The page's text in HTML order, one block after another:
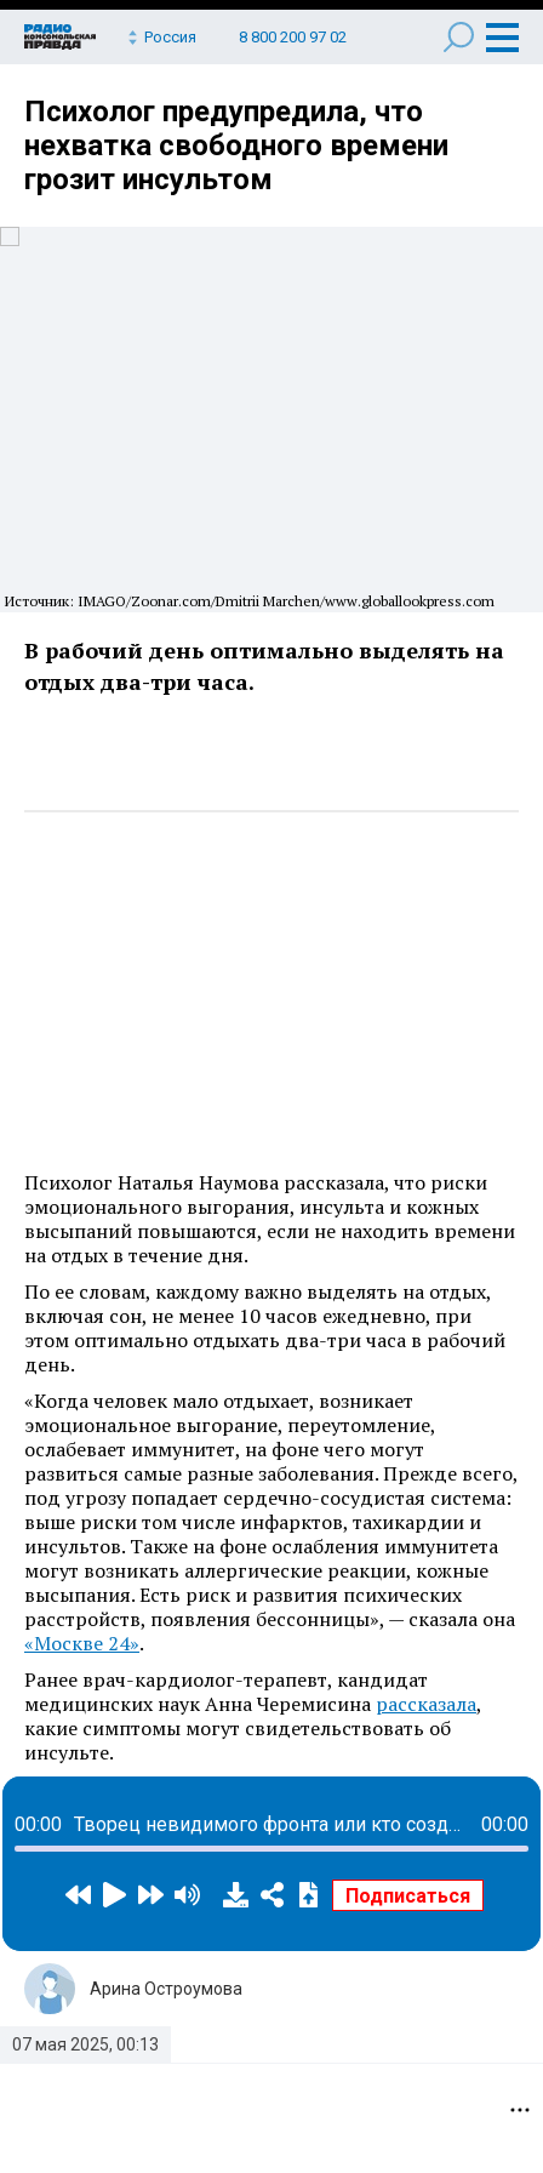
Россия 8 800 200 97 02
Психолог предупредила, что
нехватка свободного времени
грозит инсультом
Источник: IMAGO/Zoonar.com/Dmitrii Marchen/www.globallookpress.com
В рабочий день оптимально выделять на
отдых два-три часа.
Психолог Наталья Наумова рассказала, что риски
эмоционального выгорания, инсульта и кожных
высыпаний повышаются, если не находить времени
на отдых в течение дня.
По ее словам, каждому важно выделять на отдых,
включая сон, не менее 10 часов ежедневно, при
этом оптимально отдыхать два-три часа в рабочий
день.
«Когда человек мало отдыхает, возникает
эмоциональное выгорание, переутомление,
ослабевает иммунитет, на фоне чего могут
развиться самые разные заболевания. Прежде всего,
под угрозу попадает сердечно-сосудистая система:
выше риски том числе инфарктов, тахикардии и
инсультов. Также на фоне ослабления иммунитета
могут возникать аллергические реакции, кожные
высыпания. Есть риск и развития психических
расстройств, появления бессонницы», — сказала она
«Москве 24».
Ранее врач-кардиолог-терапевт, кандидат
медицинских наук Анна Черемисина рассказала,
какие симптомы могут свидетельствовать об
инсульте.
00:00 Творец невидимого фронта или кто создает пространства для комфорта каждого сотрудника: история Елены Савченко 00:00
07 мая 2025, 00:13
Арина Остроумова